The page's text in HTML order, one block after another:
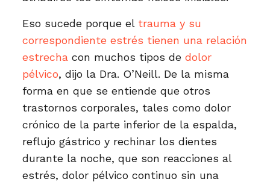
Eso sucede porque el trauma y su
correspondiente estrés tienen una relación
estrechacon muchos tipos de dolor
pélvico, dijo la Dra. O’Neill. De la misma
forma en que se entiende que otros
trastornos corporales, tales como dolor
crónico de la parte inferior de la espalda,
reflujo gástrico y rechinar los dientes
durante la noche, que son reacciones al
estrés, dolor pélvico continuo sin una